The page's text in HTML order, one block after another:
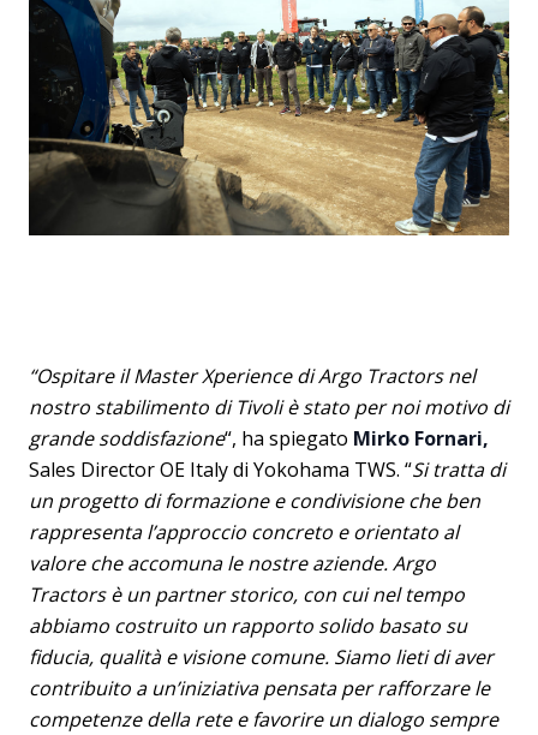
“Ospitare il Master Xperience di Argo Tractors nel
nostro stabilimento di Tivoli è stato per noi motivo di
grande soddisfazione“, ha spiegato Mirko Fornari,
Sales Director OE Italy di Yokohama TWS. “Si tratta di
un progetto di formazione e condivisione che ben
rappresenta l’approccio concreto e orientato al
valore che accomuna le nostre aziende. Argo
Tractors è un partner storico, con cui nel tempo
abbiamo costruito un rapporto solido basato su
fiducia, qualità e visione comune. Siamo lieti di aver
contribuito a un’iniziativa pensata per rafforzare le
competenze della rete e favorire un dialogo sempre